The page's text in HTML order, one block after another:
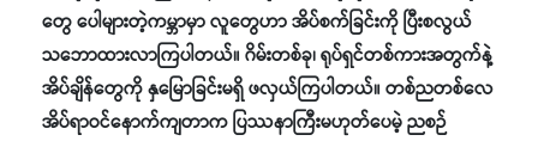
တွေ ပေါများတဲ့ကမ္ဘာမှာ လူတွေဟာ အိပ်စက်ခြင်းကို ပြီးစလွယ်
သဘောထားလာကြပါတယ်။ ဂိမ်းတစ်ခု၊ ရုပ်ရှင်တစ်ကားအတွက်နဲ့
အိပ်ချိန်တွေကို နှမြောခြင်းမရှိ ဖလှယ်ကြပါတယ်။ တစ်ညတစ်လေ
အိပ်ရာဝင်နောက်ကျတာက ပြဿနာကြီးမဟုတ်ပေမဲ့ ညစဉ်